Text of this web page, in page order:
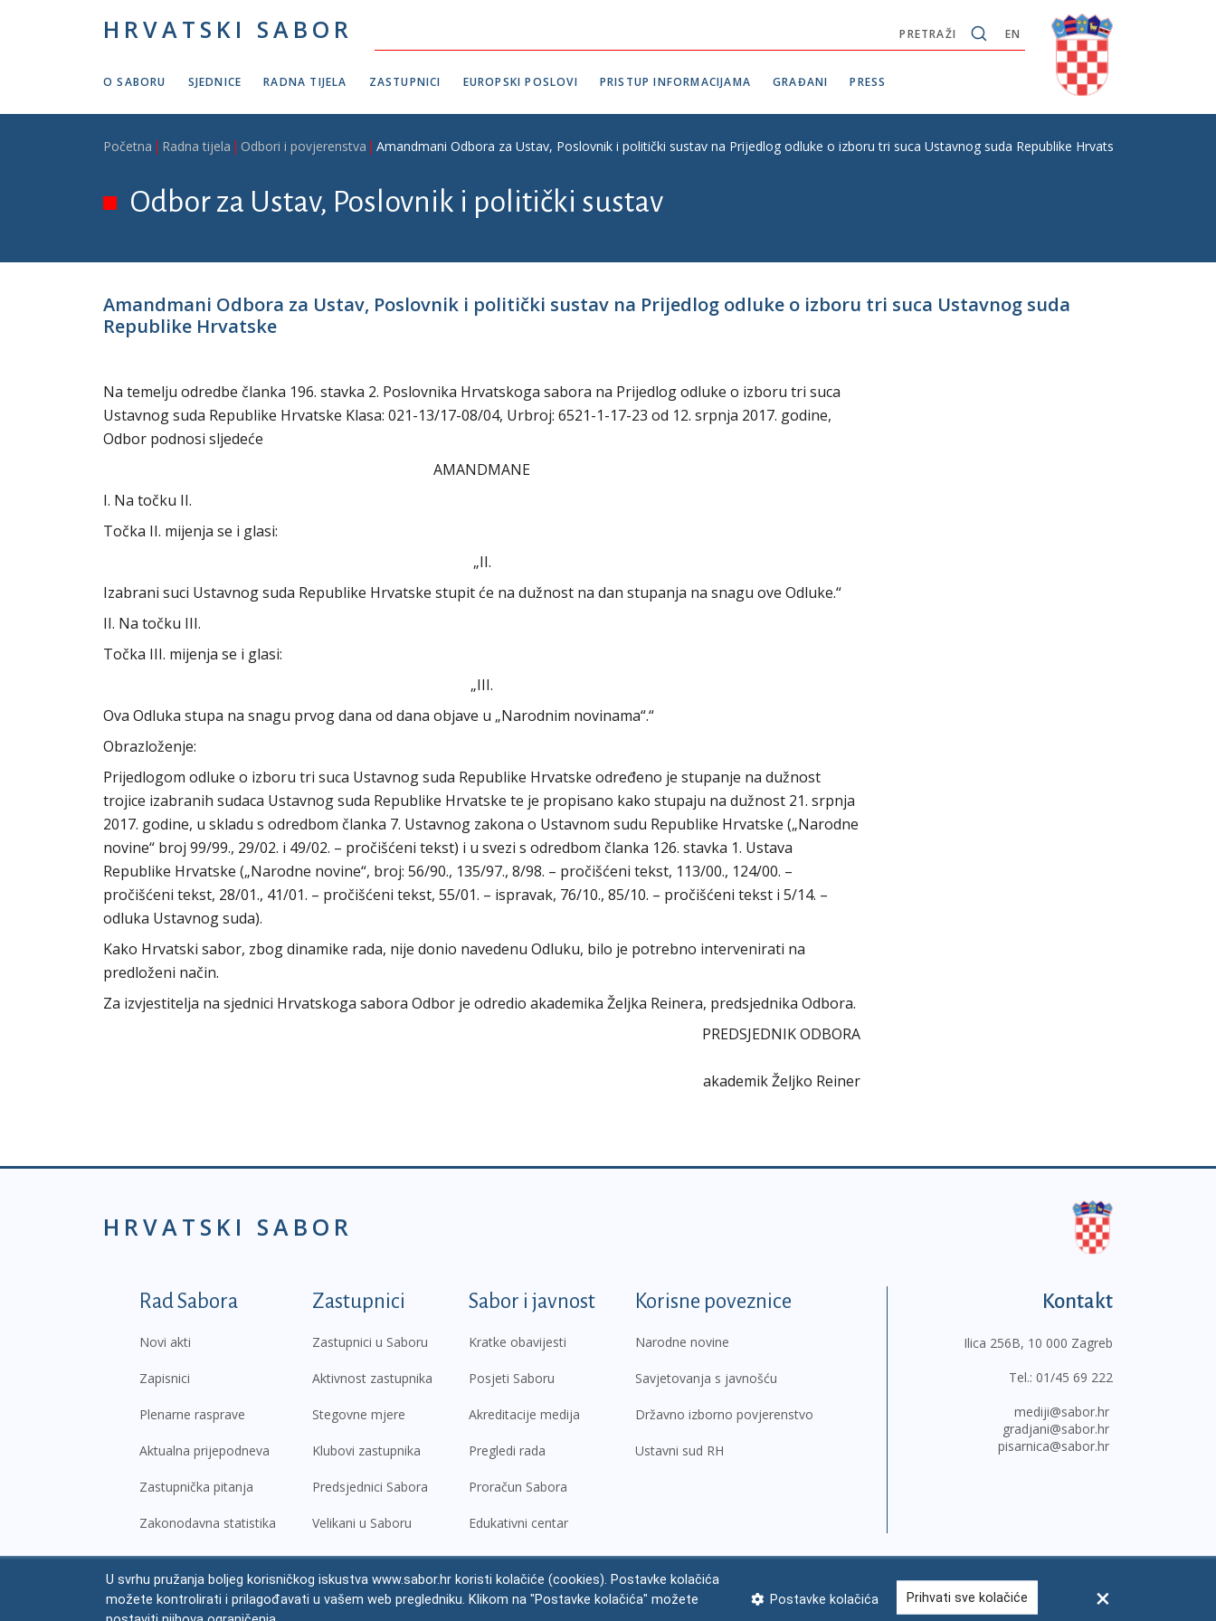
HRVATSKI SABOR EN
PRETRAŽI
O SABORU SJEDNICE RADNA TIJELA ZASTUPNICI EUROPSKI POSLOVI PRISTUP INFORMACIJAMA GRAĐANI PRESS
Breadcrumb
Početna Radna tijela Odbori i povjerenstva Amandmani Odbora za Ustav, Poslovnik i politički sustav na Prijedlog odluke o izboru tri suca Ustavnog suda Republike Hrvatske
Odbor za Ustav, Poslovnik i politički sustav
Amandmani Odbora za Ustav, Poslovnik i politički sustav na Prijedlog odluke o izboru tri suca Ustavnog suda
Republike Hrvatske
Na temelju odredbe članka 196. stavka 2. Poslovnika Hrvatskoga sabora na Prijedlog odluke o izboru tri suca
Ustavnog suda Republike Hrvatske Klasa: 021-13/17-08/04, Urbroj: 6521-1-17-23 od 12. srpnja 2017. godine,
Odbor podnosi sljedeće
AMANDMANE
I. Na točku II.
Točka II. mijenja se i glasi:
„II.
Izabrani suci Ustavnog suda Republike Hrvatske stupit će na dužnost na dan stupanja na snagu ove Odluke.“
II. Na točku III.
Točka III. mijenja se i glasi:
„III.
Ova Odluka stupa na snagu prvog dana od dana objave u „Narodnim novinama“.“
Obrazloženje:
Prijedlogom odluke o izboru tri suca Ustavnog suda Republike Hrvatske određeno je stupanje na dužnost
trojice izabranih sudaca Ustavnog suda Republike Hrvatske te je propisano kako stupaju na dužnost 21. srpnja
2017. godine, u skladu s odredbom članka 7. Ustavnog zakona o Ustavnom sudu Republike Hrvatske („Narodne
novine“ broj 99/99., 29/02. i 49/02. – pročišćeni tekst) i u svezi s odredbom članka 126. stavka 1. Ustava
Republike Hrvatske („Narodne novine“, broj: 56/90., 135/97., 8/98. – pročišćeni tekst, 113/00., 124/00. –
pročišćeni tekst, 28/01., 41/01. – pročišćeni tekst, 55/01. – ispravak, 76/10., 85/10. – pročišćeni tekst i 5/14. –
odluka Ustavnog suda).
Kako Hrvatski sabor, zbog dinamike rada, nije donio navedenu Odluku, bilo je potrebno intervenirati na
predloženi način.
Za izvjestitelja na sjednici Hrvatskoga sabora Odbor je odredio akademika Željka Reinera, predsjednika Odbora.
PREDSJEDNIK ODBORA
akademik Željko Reiner
HRVATSKI SABOR
Podnožje prvi izbornik
Rad Sabora
Novi akti
Zapisnici
Plenarne rasprave
Aktualna prijepodneva
Zastupnička pitanja
Zakonodavna statistika
Zastupnici
Zastupnici u Saboru
Aktivnost zastupnika
Stegovne mjere
Klubovi zastupnika
Predsjednici Sabora
Velikani u Saboru
Sabor i javnost
Kratke obavijesti
Posjeti Saboru
Akreditacije medija
Pregledi rada
Proračun Sabora
Edukativni centar
Korisne poveznice
Narodne novine
Savjetovanja s javnošću
Državno izborno povjerenstvo
Ustavni sud RH
Kontakt
Ilica 256B, 10 000 Zagreb
Tel.: 01/45 69 222
mediji@sabor.hr
gradjani@sabor.hr
pisarnica@sabor.hr
© Hrvatski sabor, 2026 Pravne napomene Izjava o pristupačnosti Zaštita osobnih podataka Impressum Česta pitanja Kontakti Mapa weba
U svrhu pružanja boljeg korisničkog iskustva www.sabor.hr koristi kolačiće (cookies). Postavke kolačića
možete kontrolirati i prilagođavati u vašem web pregledniku. Klikom na "Postavke kolačića" možete
Postavke kolačića Prihvati sve kolačiće